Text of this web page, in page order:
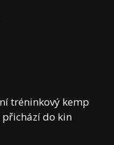
tréninkový kemp
přichází do kin